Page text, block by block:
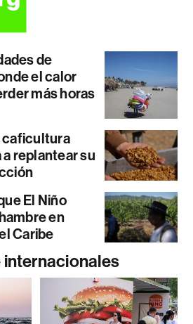
de
el calor
más horas
caficultura
replantear su
El Niño
en
Caribe